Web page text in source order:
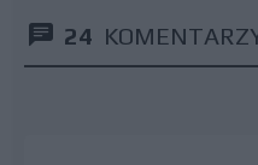
24